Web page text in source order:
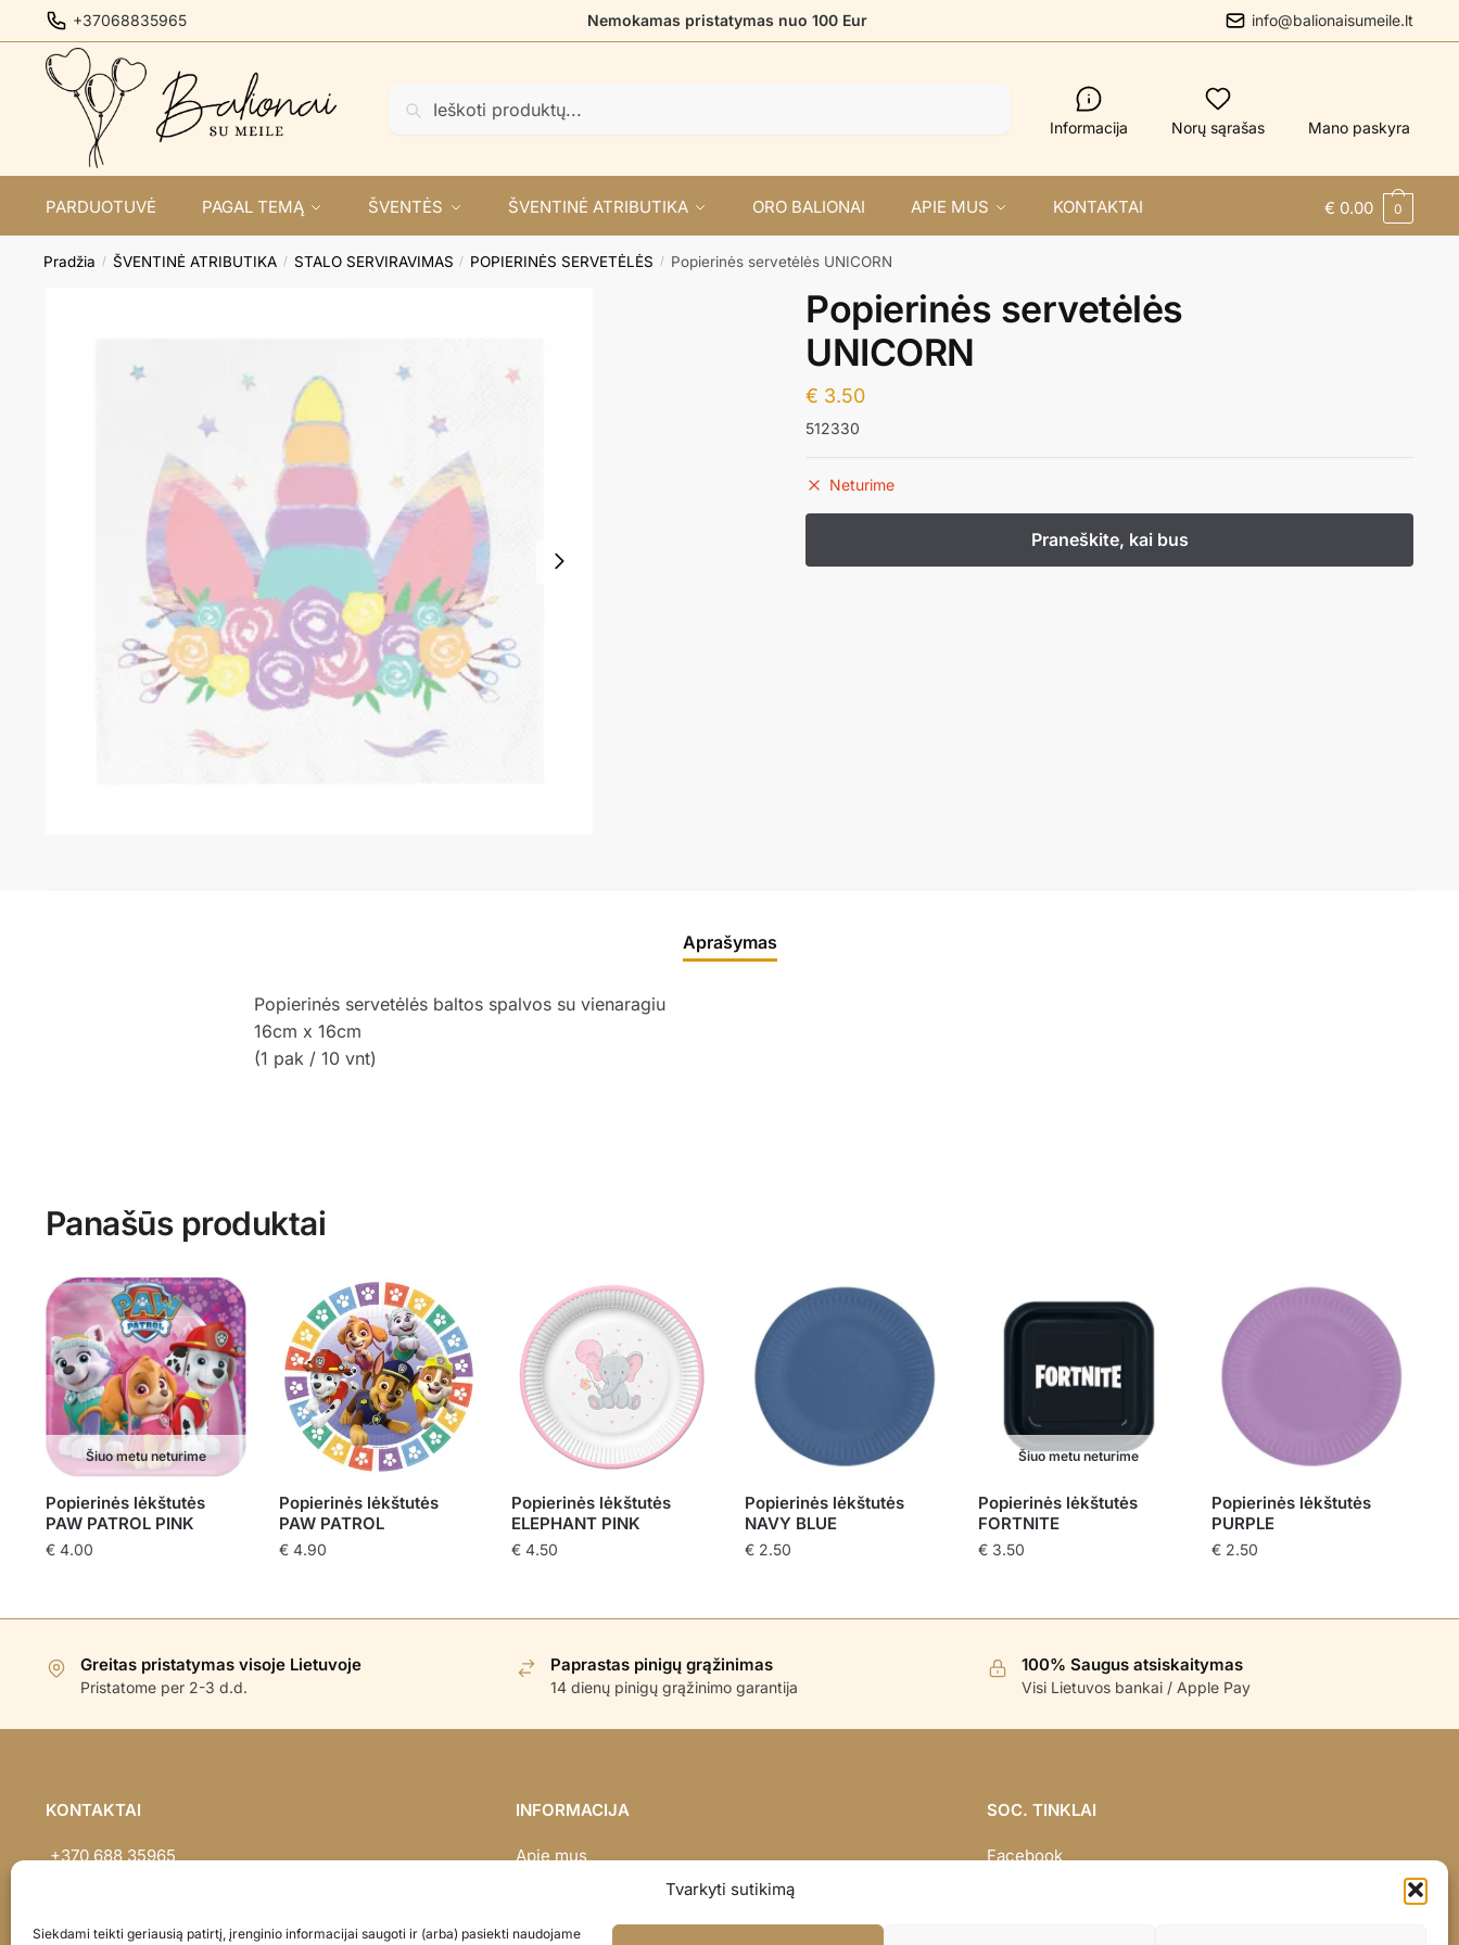
Tvarkyti sutikimą
Siekdami teikti geriausią patirtį, įrenginio informacijai saugoti ir (arba) pasiekti naudojame
to
navigation
to
content
+37068835965 Nemokamas pristatymas nuo 100 Eur info@balionaisumeile.lt
Informacija Norų sąrašas Mano paskyra
PARDUOTUVĖ PAGAL TEMĄ ŠVENTĖS ŠVENTINĖ ATRIBUTIKA ORO BALIONAI APIE MUS KONTAKTAI € 0.00 0
Pradžia / ŠVENTINĖ ATRIBUTIKA / STALO SERVIRAVIMAS / POPIERINĖS SERVETĖLĖS / Popierinės servetėlės UNICORN
Popierinės servetėlės
UNICORN
€ 3.50
512330
Neturime
Aprašymas
Popierinės servetėlės baltos spalvos su vienaragiu
16cm x 16cm
(1 pak / 10 vnt)
Panašūs produktai
Šiuo metu neturime
Popierinės lėkštutės
PAW PATROL PINK
€4.00
Popierinės lėkštutės
PAW PATROL
€4.90
Popierinės lėkštutės
ELEPHANT PINK
€ 4.50
Popierinės lėkštutės
NAVY BLUE
€ 2.50
Šiuo metu neturime
Popierinės lėkštutės
FORTNITE
€ 3.50
Popierinės lėkštutės
PURPLE
€2.50
Greitas pristatymas visoje Lietuvoje
Pristatome per 2-3 d.d.
Paprastas pinigų grąžinimas
14 dienų pinigų grąžinimo garantija
100% Saugus atsiskaitymas
Visi Lietuvos bankai / Apple Pay
KONTAKTAI
+370 688 35965
INFORMACIJA
Apie mus
SOC. TINKLAI
Facebook